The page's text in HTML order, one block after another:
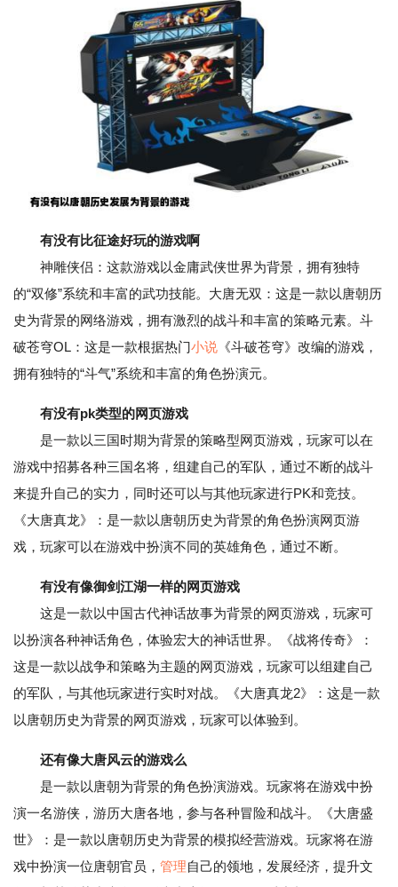
有没有比征途好玩的游戏啊
神雕侠侣：这款游戏以金庸武侠世界为背景，拥有独特
的“双修”系统和丰富的武功技能。大唐无双：这是一款以唐朝历
史为背景的网络游戏，拥有激烈的战斗和丰富的策略元素。斗
破苍穹OL：这是一款根据热门小说 《斗破苍穹》改编的游戏，
拥有独特的“斗气”系统和丰富的角色扮演元。
有没有pk类型的网页游戏
是一款以三国时期为背景的策略型网页游戏，玩家可以在
游戏中招募各种三国名将，组建自己的军队，通过不断的战斗
来提升自己的实力，同时还可以与其他玩家进行PK和竞技。
《大唐真龙》：是一款以唐朝历史为背景的角色扮演网页游
戏，玩家可以在游戏中扮演不同的英雄角色，通过不断。
有没有像御剑江湖一样的网页游戏
这是一款以中国古代神话故事为背景的网页游戏，玩家可
以扮演各种神话角色，体验宏大的神话世界。《战将传奇》：
这是一款以战争和策略为主题的网页游戏，玩家可以组建自己
的军队，与其他玩家进行实时对战。《大唐真龙2》：这是一款
以唐朝历史为背景的网页游戏，玩家可以体验到。
还有像大唐风云的游戏么
是一款以唐朝为背景的角色扮演游戏。玩家将在游戏中扮
演一名游侠，游历大唐各地，参与各种冒险和战斗。《大唐盛
世》：是一款以唐朝历史为背景的模拟经营游戏。玩家将在游
戏中扮演一位唐朝官员， 管理自己的领地，发展经济，提升文